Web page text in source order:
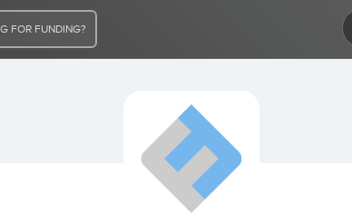
FOR FUNDING?